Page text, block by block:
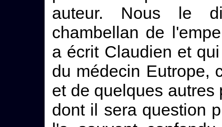
auteur. Nous le
chambellan de
a écrit Claudien et
du médecin Eutrope,
et de quelques autres
dont il sera question